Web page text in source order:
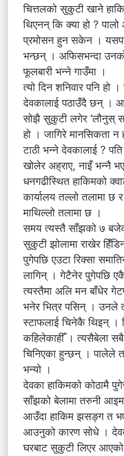
चित्तलको सुकुटी खाने
थिएनन् कि क्या हो ?
प्रमोसन हुन सकेन ।
भन्छन् । अफिसभन्दा
फूलबारी भन्ने गाउँमा ।
त्यो दिन शनिवार पनि हो
देवकालाई पठाउँदै छन् ।
सोझै सुकुटी लगेर ‘लौनुस्
हो । जागिरे मानसिकता न
टाठी भन्ने देवकालाई ?
खोलेर अह्राए, नाइँ भन्नै
धनगढीस्थित हाकिमको
कार्यालय तल्लो तलामा छ
माथिल्लो तलामा छ ।
समय त्यस्तै साँझको ७
सुकुटी झोलामा राखेर
पुगेपछि एउटा रिक्सा
लागिन् । गेटैनेर पुगेपछि
त्यस्तैमा अलि मन बाँधेर
भनेर भित्र पसिन् । उनले
स्टाफलाई चिनेकै थिइन् ।
कहिलेकाहीँ । त्यसैबेला सबै
चिनिएका हुन्छन् । पालेले
भन्यो ।
देवका हाकिमको कोठामै
साँझको बेलामा तरुनी
आउँदा हाकिम झसङ्ग त
आउनुको कारण सोधे ।
घरबाट सुकुटी लिएर